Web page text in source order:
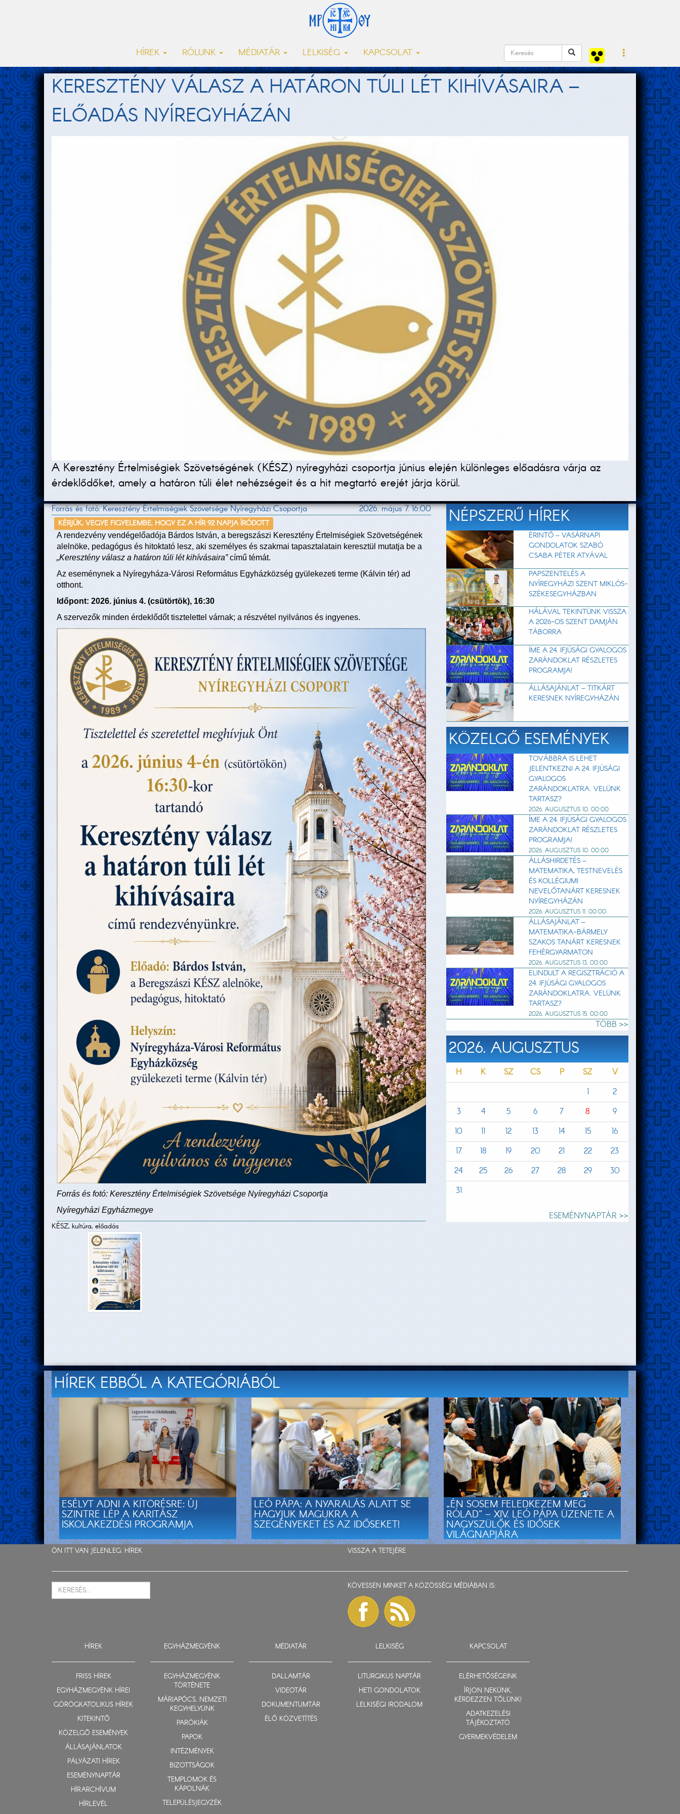
HÍREK RÓLUNK MÉDIATÁR LELKISÉG KAPCSOLAT
KERESZTÉNY VÁLASZ A HATÁRON TÚLI LÉT KIHÍVÁSAIRA –
ELŐADÁS NYÍREGYHÁZÁN
A Keresztény Értelmiségiek Szövetségének (KÉSZ) nyíregyházi csoportja június elején különleges előadásra várja az
érdeklődőket, amely a határon túli élet nehézségeit és a hit megtartó erejét járja körül.
Forrás és fotó: Keresztény Értelmiségiek Szövetsége Nyíregyházi Csoportja 2026. május 7. 16:00
KÉRJÜK, VEGYE FIGYELEMBE, HOGY EZ A HÍR 92 NAPJA ÍRÓDOTT
A rendezvény vendégelőadója Bárdos István, a beregszászi Keresztény Értelmiségiek Szövetségének
alelnöke, pedagógus és hitoktató lesz, aki személyes és szakmai tapasztalatain keresztül mutatja be a
„Keresztény válasz a határon túli lét kihívásaira”című témát.
Az eseménynek a Nyíregyháza-Városi Református Egyházközség gyülekezeti terme (Kálvin tér) ad
otthont.
Időpont: 2026. június 4. (csütörtök), 16:30
A szervezők minden érdeklődőt tisztelettel várnak; a részvétel nyilvános és ingyenes.
Forrás és fotó: Keresztény Értelmiségiek Szövetsége Nyíregyházi Csoportja
Nyíregyházi Egyházmegye
KÉSZ, kultúra, előadás
NÉPSZERŰ HÍREK
ÉRINTŐ – VASÁRNAPI
GONDOLATOK SZABÓ
CSABA PÉTER ATYÁVAL
PAPSZENTELÉS A
NYÍREGYHÁZI SZENT MIKLÓS-
SZÉKESEGYHÁZBAN
HÁLÁVAL TEKINTÜNK VISSZA
A 2026-OS SZENT DAMJÁN
TÁBORRA
ÍME A 24. IFJÚSÁGI GYALOGOS
ZARÁNDOKLAT RÉSZLETES
PROGRAMJA!
ÁLLÁSAJÁNLAT – TITKÁRT
KERESNEK NYÍREGYHÁZÁN
KÖZELGŐ ESEMÉNYEK
TOVÁBBRA IS LEHET
JELENTKEZNI A 24. IFJÚSÁGI
GYALOGOS
ZARÁNDOKLATRA. VELÜNK
TARTASZ?
2026. AUGUSZTUS 10. 00:00
ÍME A 24. IFJÚSÁGI GYALOGOS
ZARÁNDOKLAT RÉSZLETES
PROGRAMJA!
2026. AUGUSZTUS 10. 00:00
ÁLLÁSHIRDETÉS –
MATEMATIKA, TESTNEVELÉS
ÉS KOLLÉGIUMI
NEVELŐTANÁRT KERESNEK
NYÍREGYHÁZÁN
2026. AUGUSZTUS 11. 00:00
ÁLLÁSAJÁNLAT –
MATEMATIKA-BÁRMELY
SZAKOS TANÁRT KERESNEK
FEHÉRGYARMATON
2026. AUGUSZTUS 13. 00:00
ELINDULT A REGISZTRÁCIÓ A
24. IFJÚSÁGI GYALOGOS
ZARÁNDOKLATRA. VELÜNK
TARTASZ?
2026. AUGUSZTUS 15. 00:00
TÖBB >>
2026. AUGUSZTUS
H K SZ CS P SZ
V
1
2
3
4 5 6 7 8
9
10
11 12 13 14 15
16
17
18 19 20 21 22
23
24
25 26 27 28 29
30
31
ESEMÉNYNAPTÁR >>
HÍREK EBBŐL A KATEGÓRIÁBÓL
ESÉLYT ADNI A KITÖRÉSRE: ÚJ
SZINTRE LÉP A KARITÁSZ
ISKOLAKEZDÉSI PROGRAMJA
LEÓ PÁPA: A NYARALÁS ALATT SE
HAGYJUK MAGUKRA A
SZEGÉNYEKET ÉS AZ IDŐSEKET!
„ÉN SOSEM FELEDKEZEM MEG
RÓLAD” – XIV. LEÓ PÁPA ÜZENETE A
NAGYSZÜLŐK ÉS IDŐSEK
VILÁGNAPJÁRA
ÖN ITT VAN JELENLEG: HÍREK VISSZA A TETEJÉRE
KÖVESSEN MINKET A KÖZÖSSÉGI MÉDIÁBAN IS:
HÍREK
FRISS HÍREK
EGYHÁZMEGYÉNK HÍREI
GÖRÖGKATOLIKUS HÍREK
KITEKINTŐ
KÖZELGŐ ESEMÉNYEK
ÁLLÁSAJÁNLATOK
PÁLYÁZATI HÍREK
ESEMÉNYNAPTÁR
HÍRARCHÍVUM
HÍRLEVÉL
EGYHÁZMEGYÉNK
EGYHÁZMEGYÉNK
TÖRTÉNETE
MÁRIAPÓCS, NEMZETI
KEGYHELYÜNK
PARÓKIÁK
PAPOK
INTÉZMÉNYEK
BIZOTTSÁGOK
TEMPLOMOK ÉS
KÁPOLNÁK
TELEPÜLÉSJEGYZÉK
MÉDIATÁR
DALLAMTÁR
VIDEOTÁR
DOKUMENTUMTÁR
ÉLŐ KÖZVETÍTÉS
LELKISÉG
LITURGIKUS NAPTÁR
HETI GONDOLATOK
LELKISÉGI IRODALOM
KAPCSOLAT
ELÉRHETŐSÉGEINK
ÍRJON NEKÜNK,
KÉRDEZZEN TŐLÜNK!
ADATKEZELÉSI
TÁJÉKOZTATÓ
GYERMEKVÉDELEM